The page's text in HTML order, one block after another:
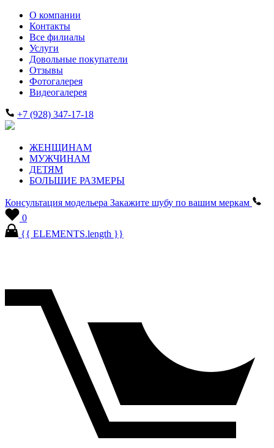
О компании
Контакты
Все филиалы
Услуги
Довольные покупатели
Отзывы
Фотогалерея
Видеогалерея
+7 (928) 347-17-18
ЖЕНЩИНАМ
МУЖЧИНАМ
ДЕТЯМ
БОЛЬШИЕ РАЗМЕРЫ
Консультация модельера Закажите шубу по вашим меркам
0
{{ ELEMENTS.length }}